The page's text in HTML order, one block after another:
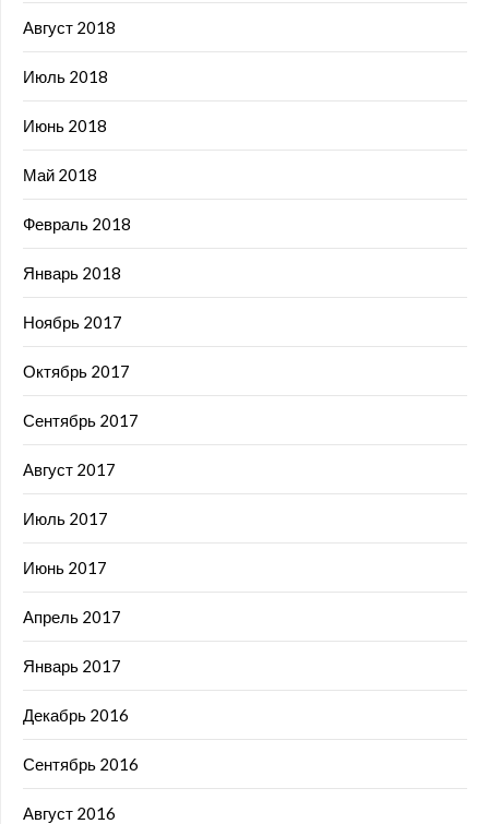
Август 2018
Июль 2018
Июнь 2018
Май 2018
Февраль 2018
Январь 2018
Ноябрь 2017
Октябрь 2017
Сентябрь 2017
Август 2017
Июль 2017
Июнь 2017
Апрель 2017
Январь 2017
Декабрь 2016
Сентябрь 2016
Август 2016